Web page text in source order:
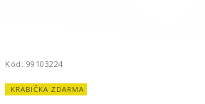
Kód: 99103224
KRABIČKA ZDARMA